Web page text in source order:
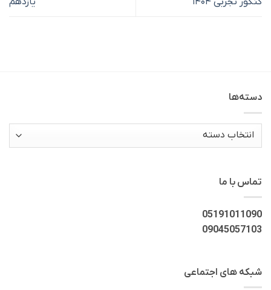
دسته‌ها
دسته‌ها
تماس با ما
05191011090
09045057103
شبکه های اجتماعی